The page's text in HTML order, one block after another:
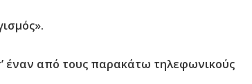
έναν από τους παρακάτω τηλεφωνικούς